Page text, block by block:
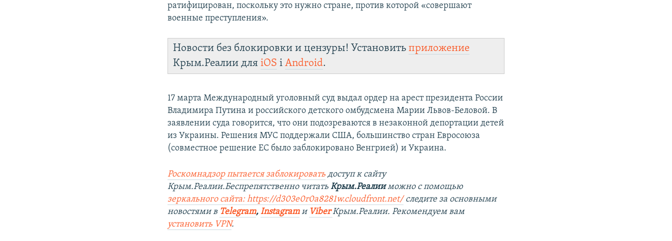
ратифицирован, поскольку это нужно стране, против которой «совершают
военные преступления».
Новости без блокировки и цензуры! Установитьприложение
Крым.Реалии дляiOS іAndroid.
17 марта Международный уголовный суд выдал ордер на арест президента России
Владимира Путина и российского детского омбудсмена Марии Львов-Беловой. В
заявлении суда говорится, что они подозреваются в незаконной депортации детей
из Украины. Решения МУС поддержали США, большинство стран Евросоюза
(совместное решение ЕС было заблокировано Венгрией) и Украина.
Роскомнадзор пытается заблокировать доступ к сайту
Крым.Реалии.Беспрепятственно читатьКрым.Реалииможно с помощью
зеркального сайта: https://d303e0r0a8281w.cloudfront.net/следите за основными
новостями в Telegram,Instagramи ViberКрым.Реалии. Рекомендуем вам
установить VPN.